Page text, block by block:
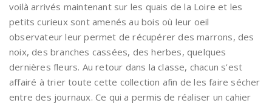
voilà arrivés maintenant sur les quais de la Loire et les
petits curieux sont amenés au bois où leur oeil
observateur leur permet de récupérer des marrons, des
noix, des branches cassées, des herbes, quelques
dernières fleurs. Au retour dans la classe, chacun s’est
affairé à trier toute cette collection afin de les faire sécher
entre des journaux. Ce qui a permis de réaliser un cahier